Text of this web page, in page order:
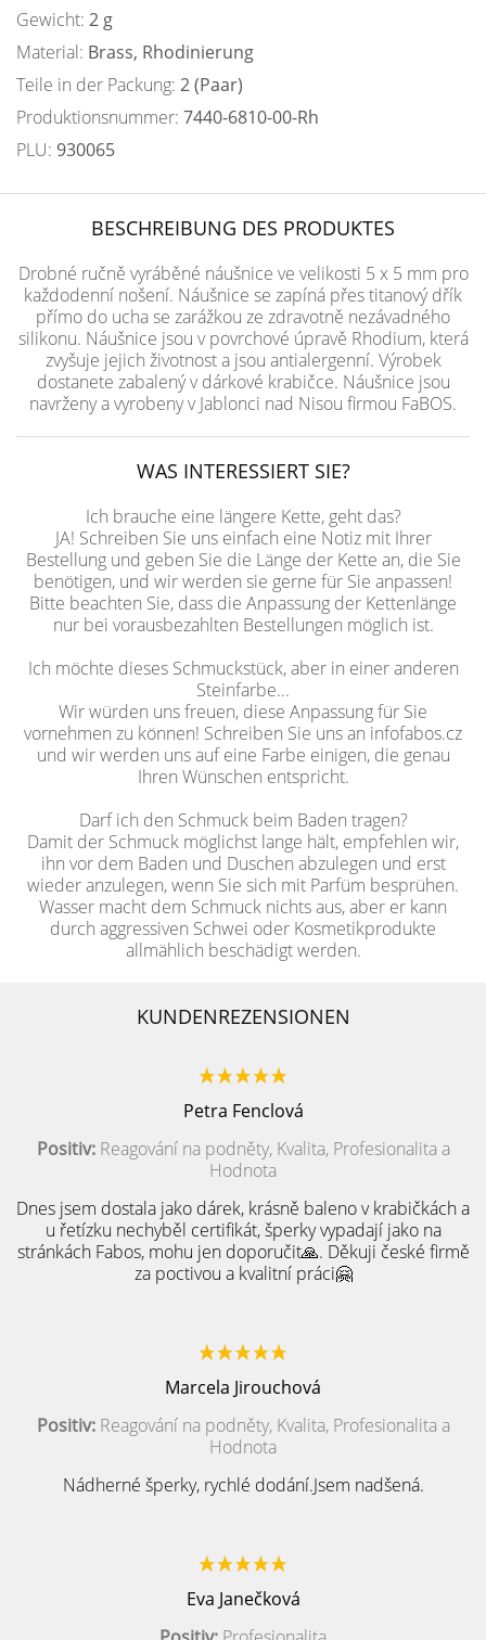
Gewicht: 2 g
Material: Brass, Rhodinierung
Teile in der Packung: 2 (Paar)
Produktionsnummer: 7440-6810-00-Rh
PLU: 930065
BESCHREIBUNG DES PRODUKTES
Drobné ručně vyráběné náušnice ve velikosti 5 x 5 mm pro
každodenní nošení. Náušnice se zapíná přes titanový dřík
přímo do ucha se zarážkou ze zdravotně nezávadného
silikonu. Náušnice jsou v povrchové úpravě Rhodium, která
zvyšuje jejich životnost a jsou antialergenní. Výrobek
dostanete zabalený v dárkové krabičce. Náušnice jsou
navrženy a vyrobeny v Jablonci nad Nisou firmou FaBOS.
WAS INTERESSIERT SIE?
Ich brauche eine längere Kette, geht das?
JA! Schreiben Sie uns einfach eine Notiz mit Ihrer
Bestellung und geben Sie die Länge der Kette an, die Sie
benötigen, und wir werden sie gerne für Sie anpassen!
Bitte beachten Sie, dass die Anpassung der Kettenlänge
nur bei vorausbezahlten Bestellungen möglich ist.
Ich möchte dieses Schmuckstück, aber in einer anderen
Steinfarbe...
Wir würden uns freuen, diese Anpassung für Sie
vornehmen zu können! Schreiben Sie uns an infofabos.cz
und wir werden uns auf eine Farbe einigen, die genau
Ihren Wünschen entspricht.
Darf ich den Schmuck beim Baden tragen?
Damit der Schmuck möglichst lange hält, empfehlen wir,
ihn vor dem Baden und Duschen abzulegen und erst
wieder anzulegen, wenn Sie sich mit Parfüm besprühen.
Wasser macht dem Schmuck nichts aus, aber er kann
durch aggressiven Schwei oder Kosmetikprodukte
allmählich beschädigt werden.
KUNDENREZENSIONEN
Petra Fenclová
Positiv:Reagování na podněty, Kvalita, Profesionalita a
Hodnota
Dnes jsem dostala jako dárek, krásně baleno v krabičkách a
u řetízku nechyběl certifikát, šperky vypadají jako na
stránkách Fabos, mohu jen doporučit🙏. Děkuji české firmě
za poctivou a kvalitní práci🤗
Marcela Jirouchová
Positiv:Reagování na podněty, Kvalita, Profesionalita a
Hodnota
Nádherné šperky, rychlé dodání.Jsem nadšená.
Eva Janečková